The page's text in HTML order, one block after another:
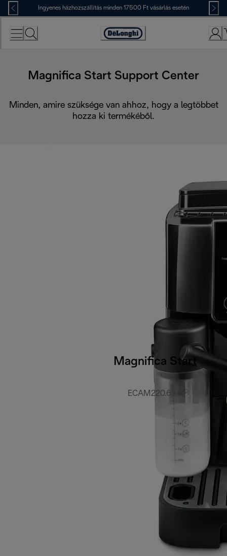
Skip
to
Content
Ingyenes házhozszállítás minden 17500 Ft vásárlás esetén
Accessibility
Magnifica Start Support Center
Minden, amire szüksége van ahhoz, hogy a legtöbbet
hozza ki termékéből.
Magnifica Start
ECAM220.63.B